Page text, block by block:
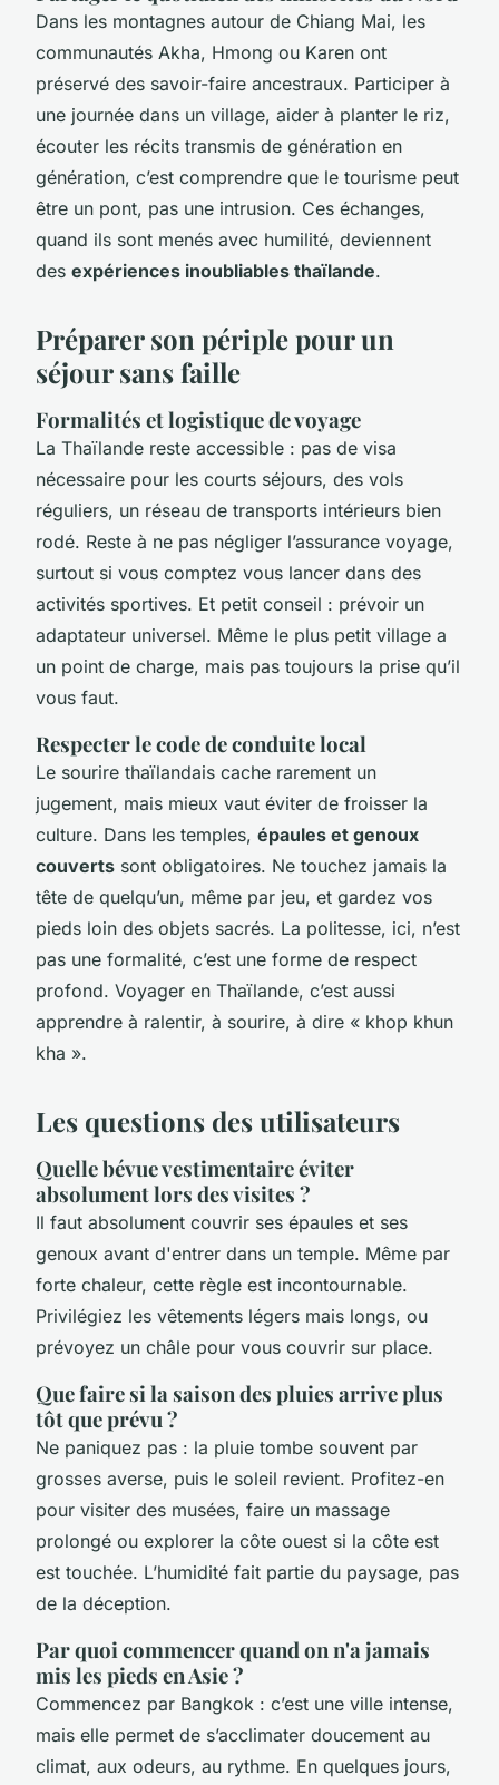
Dans les montagnes autour de Chiang Mai, les
communautés Akha, Hmong ou Karen ont
préservé des savoir-faire ancestraux. Participer à
une journée dans un village, aider à planter le riz,
écouter les récits transmis de génération en
génération, c’est comprendre que le tourisme peut
être un pont, pas une intrusion. Ces échanges,
quand ils sont menés avec humilité, deviennent
des expériences inoubliables thaïlande.
Préparer son périple pour un
séjour sans faille
Formalités et logistique de voyage
La Thaïlande reste accessible : pas de visa
nécessaire pour les courts séjours, des vols
réguliers, un réseau de transports intérieurs bien
rodé. Reste à ne pas négliger l’assurance voyage,
surtout si vous comptez vous lancer dans des
activités sportives. Et petit conseil : prévoir un
adaptateur universel. Même le plus petit village a
un point de charge, mais pas toujours la prise qu’il
vous faut.
Respecter le code de conduite local
Le sourire thaïlandais cache rarement un
jugement, mais mieux vaut éviter de froisser la
culture. Dans les temples, épaules et genoux
couverts sont obligatoires. Ne touchez jamais la
tête de quelqu’un, même par jeu, et gardez vos
pieds loin des objets sacrés. La politesse, ici, n’est
pas une formalité, c’est une forme de respect
profond. Voyager en Thaïlande, c’est aussi
apprendre à ralentir, à sourire, à dire « khop khun
kha ».
Les questions des utilisateurs
Quelle bévue vestimentaire éviter
absolument lors des visites ?
Il faut absolument couvrir ses épaules et ses
genoux avant d'entrer dans un temple. Même par
forte chaleur, cette règle est incontournable.
Privilégiez les vêtements légers mais longs, ou
prévoyez un châle pour vous couvrir sur place.
Que faire si la saison des pluies arrive plus
tôt que prévu ?
Ne paniquez pas : la pluie tombe souvent par
grosses averse, puis le soleil revient. Profitez-en
pour visiter des musées, faire un massage
prolongé ou explorer la côte ouest si la côte est
est touchée. L’humidité fait partie du paysage, pas
de la déception.
Par quoi commencer quand on n'a jamais
mis les pieds en Asie ?
Commencez par Bangkok : c’est une ville intense,
mais elle permet de s’acclimater doucement au
climat, aux odeurs, au rythme. En quelques jours,